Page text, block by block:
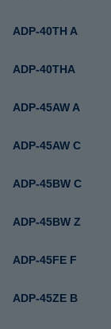
ADP-40TH A
ADP-40THA
ADP-45AW A
ADP-45AW C
ADP-45BW C
ADP-45BW Z
ADP-45FE F
ADP-45ZE B